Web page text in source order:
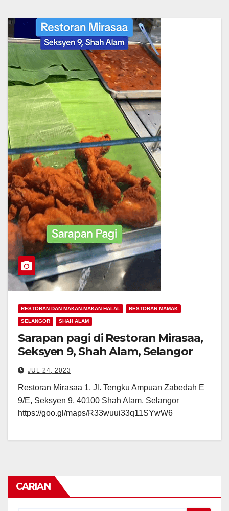
RESTORAN DAN MAKAN-MAKAN HALAL RESTORAN MAMAK
SELANGOR SHAH ALAM
Sarapan pagi di Restoran Mirasaa,
Seksyen 9, Shah Alam, Selangor
JUL 24, 2023
Restoran Mirasaa 1, Jl. Tengku Ampuan Zabedah E
9/E, Seksyen 9, 40100 Shah Alam, Selangor
https://goo.gl/maps/R33wuui33q11SYwW6
CARIAN